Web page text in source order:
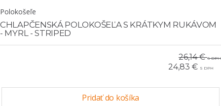
Polokošeľe
CHLAPČENSKÁ POLOKOŠEĽA S KRÁTKYM RUKÁVOM
- MYRL - STRIPED
26,14 €S DPH
24,83 € S DPH
Pridať do košíka